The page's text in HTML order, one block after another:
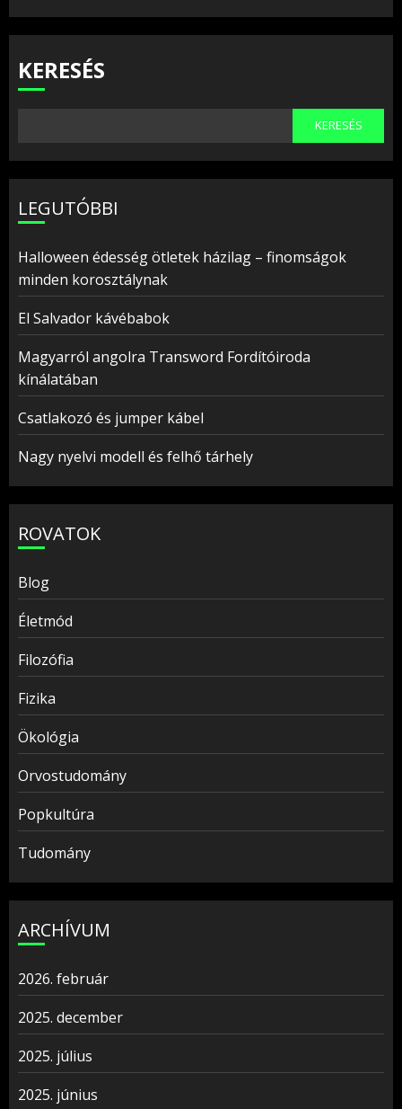
KERESÉS
KERESÉS
LEGUTÓBBI
Halloween édesség ötletek házilag – finomságok
minden korosztálynak
El Salvador kávébabok
Magyarról angolra Transword Fordítóiroda
kínálatában
Csatlakozó és jumper kábel
Nagy nyelvi modell és felhő tárhely
ROVATOK
Blog
Életmód
Filozófia
Fizika
Ökológia
Orvostudomány
Popkultúra
Tudomány
ARCHÍVUM
2026. február
2025. december
2025. július
2025. június